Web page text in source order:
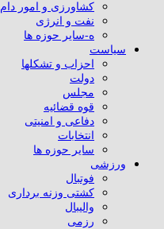
کشاورزی و امور دام
نفت و انرژی
ه-سایر حوزه ها
سیاست
احزاب و تشکلها
دولت
مجلس
قوه قضائیه
دفاعی و امنیتی
انتخابات
سایر حوزه ها
ورزشی
فوتبال
کشتی وزنه برداری
والیبال
رزمی